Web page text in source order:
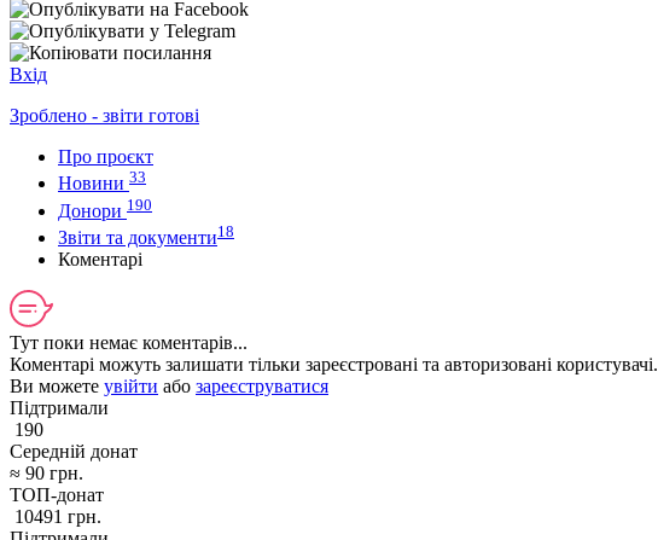
Вхід
Зроблено - звіти готові
Про проєкт
Новини 33
Донори 190
Звіти та документи18
Коментарі
Тут поки немає коментарів...
Коментарі можуть залишати тільки зареєстровані та авторизовані користувачі.
Ви можете увійти або зареєструватися
Підтримали
190
Середній донат
≈ 90 грн.
ТОП-донат
10491 грн.